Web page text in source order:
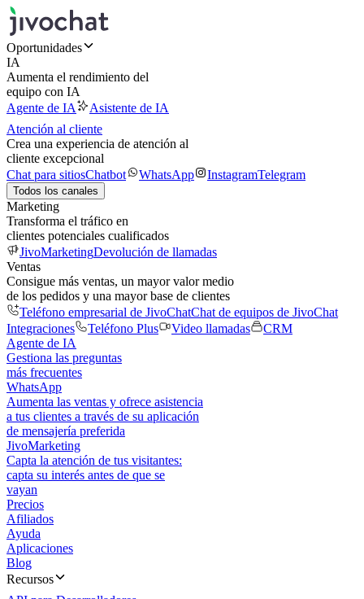
Oportunidades
IA
Aumenta el rendimiento del
equipo con IA
Agente de IA
Asistente de IA
Atención al cliente
Crea una experiencia de atención al
cliente excepcional
Chat para sitiosChatbot WhatsApp InstagramTelegram
Todos los canales
Marketing
Transforma el tráfico en
clientes potenciales cualificados
JivoMarketingDevolución de llamadas
Ventas
Consigue más ventas, un mayor valor medio
de los pedidos y una mayor base de clientes
Teléfono empresarial de JivoChatChat de equipos de JivoChat
Integraciones
Teléfono Plus Video llamadas
CRM
Agente de IA
Gestiona las preguntas
más frecuentes
WhatsApp
Aumenta las ventas y ofrece asistencia
a tus clientes a través de su aplicación
de mensajería preferida
JivoMarketing
Capta la atención de tus visitantes:
capta su interés antes de que se
vayan
Precios
Afiliados
Ayuda
Aplicaciones
Blog
Recursos